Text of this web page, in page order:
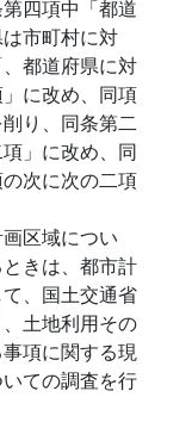
四項中「都道
市町村に対
都道府県に対
に改め、同項
り、同条第二
」に改め、同
次に次の二項
区域につい
きは、都市計
、国土交通省
土地利用その
項に関する現
ての調査を行